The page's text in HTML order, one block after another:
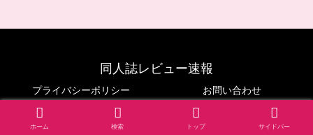
同人誌レビュー速報
プライバシーポリシー お問い合わせ
© 2024 同人誌レビュー速報.
ホーム 検索 トップ サイドバー